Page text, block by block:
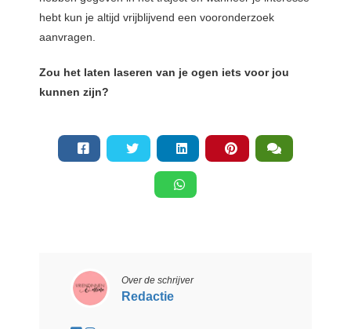
hebt kun je altijd vrijblijvend een vooronderzoek
aanvragen.
Zou het laten laseren van je ogen iets voor jou
kunnen zijn?
Over de schrijver
Redactie